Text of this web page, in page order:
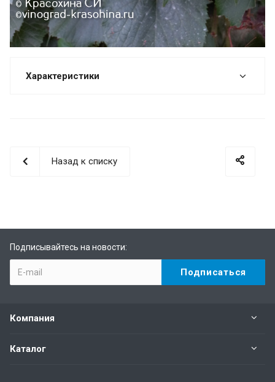
Характеристики
Назад к списку
Подписывайтесь на новости:
Компания
Каталог